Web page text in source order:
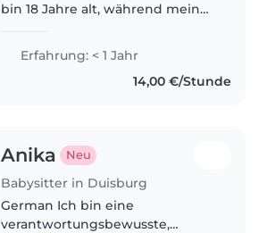
bin 18 Jahre alt, während meines
ich durch meine zwei kleinen
Gastgeschwister (3 und 6 Jahre)
festgestellt, dass der Umgang..
Erfahrung: < 1 Jahr
14,00 €/Stunde
Anika Neu
Babysitter in Duisburg
German Ich bin eine
verantwortungsbewusste,